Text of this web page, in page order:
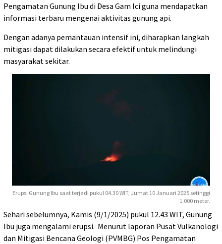
Pengamatan Gunung Ibu di Desa Gam Ici guna mendapatkan
informasi terbaru mengenai aktivitas gunung api.
Dengan adanya pemantauan intensif ini, diharapkan langkah
mitigasi dapat dilakukan secara efektif untuk melindungi
masyarakat sekitar.
Erupsi Gunung Ibu saat terjadi pukul 04.30 WIT, Jumat 10 Januari 2025 setinggi
1.000 meter.
Sehari sebelumnya, Kamis (9/1/2025) pukul 12.43 WIT, Gunung
Ibu juga mengalami erupsi. Menurut laporan Pusat Vulkanologi
dan Mitigasi Bencana Geologi (PVMBG) Pos Pengamatan